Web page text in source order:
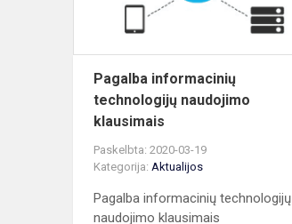
Pagalba informacinių
technologijų naudojimo
klausimais
Paskelbta: 2020-03-19
Kategorija: Aktualijos
Pagalba informacinių technologijų
naudojimo klausimais